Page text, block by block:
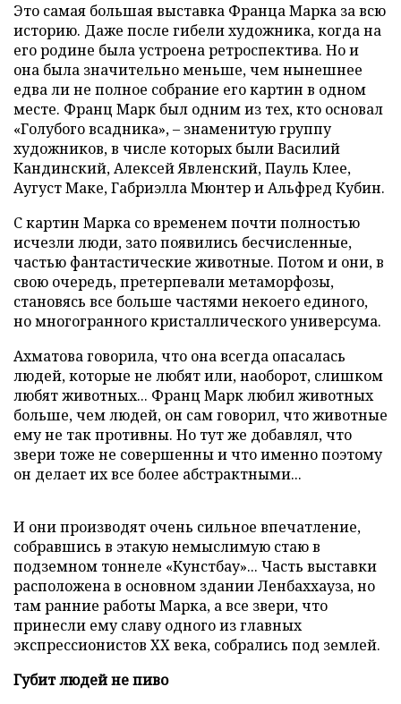
Это самая большая выставка Франца Марка за всю
историю. Даже после гибели художника, когда на
его родине была устроена ретроспектива. Но и
она была значительно меньше, чем нынешнее
едва ли не полное собрание его картин в одном
месте. Франц Марк был одним из тех, кто основал
«Голубого всадника», – знаменитую группу
художников, в числе которых были Василий
Кандинский, Алексей Явленский, Пауль Клее,
Аугуст Маке, Габриэлла Мюнтер и Альфред Кубин.
С картин Марка со временем почти полностью
исчезли люди, зато появились бесчисленные,
частью фантастические животные. Потом и они, в
свою очередь, претерпевали метаморфозы,
становясь все больше частями некоего единого,
но многогранного кристаллического универсума.
Ахматова говорила, что она всегда опасалась
людей, которые не любят или, наоборот, слишком
любят животных... Франц Марк любил животных
больше, чем людей, он сам говорил, что животные
ему не так противны. Но тут же добавлял, что
звери тоже не совершенны и что именно поэтому
он делает их все более абстрактными...
И они производят очень сильное впечатление,
собравшись в этакую немыслимую стаю в
подземном тоннеле «Кунстбау»... Часть выставки
расположена в основном здании Ленбаххауза, но
там ранние работы Марка, а все звери, что
принесли ему славу одного из главных
экспрессионистов ХХ века, собрались под землей.
Губит людей не пиво